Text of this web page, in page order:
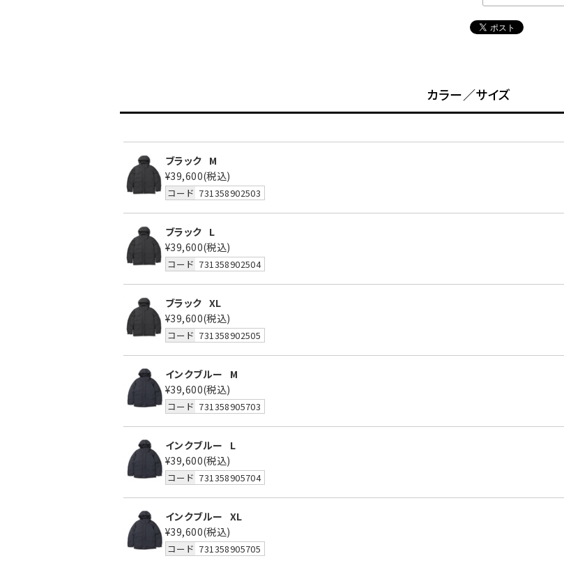
カラー／サイズ
ブラック M
¥39,600(税込)
コード 731358902503
ブラック L
¥39,600(税込)
コード 731358902504
ブラック XL
¥39,600(税込)
コード 731358902505
インクブルー
M
¥39,600(税込)
コード 731358905703
インクブルー
L
¥39,600(税込)
コード 731358905704
インクブルー XL
¥39,600(税込)
コード 731358905705